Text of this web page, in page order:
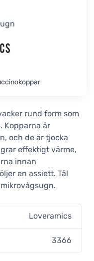
ml
ml
ml
rund form som
Kopparna är
och de är tjocka
effektigt värme,
innan
en assiett. Tål
Loveramics
3366